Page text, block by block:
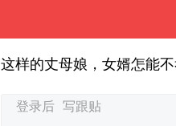
这样的丈母娘，女婿怎能